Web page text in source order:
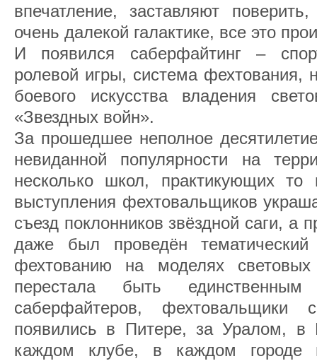
впечатление, заставляют
очень далекой галактике, все это
И появился саберфайтинг –
ролевой игры, система фехтования,
боевого искусства владения
«Звездных войн».
За прошедшее неполное
невиданной популярности на
несколько школ, практикующих то
выступления фехтовальщиков
съезд поклонников звёздной саги,
даже был проведён тематический
фехтованию на моделях
перестала быть единственным
саберфайтеров, фехтовальщики
появились в Питере, за Уралом, в
каждом клубе, в каждом